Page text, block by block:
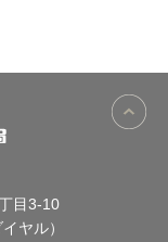
目3-10
ヤル）